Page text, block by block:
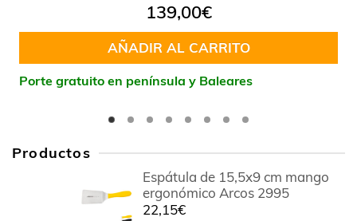
139,00€
AÑADIR AL CARRITO
Porte gratuito en península y Baleares
Productos
Espátula de 15,5x9 cm mango
ergonómico Arcos 2995
22,15€